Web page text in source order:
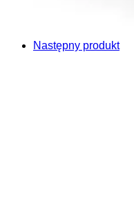
Następny produkt